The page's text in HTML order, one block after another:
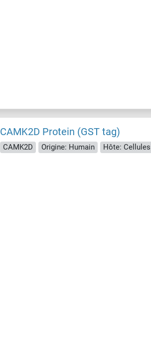
CAMK2D Protein (GST tag)
CAMK2D Origine: Humain Hôte: